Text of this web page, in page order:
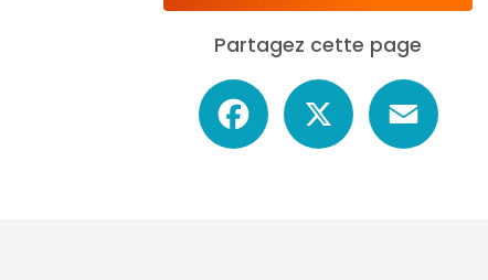
Partagez cette page
Facebook